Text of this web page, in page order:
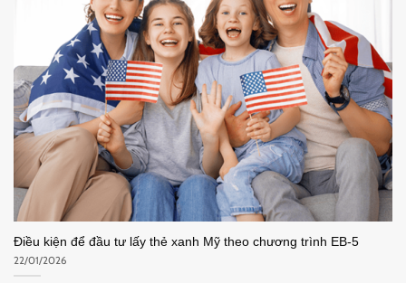
Điều kiện để đầu tư lấy thẻ xanh Mỹ theo chương trình EB-5
22/01/2026